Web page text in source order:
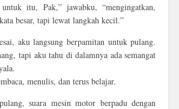
itu, Pak,” jawabku, “mengingatkan,
besar, tapi lewat langkah kecil.”
aku langsung berpamitan untuk pulang.
tapi aku tahu di dalamnya ada semangat
menulis, dan terus belajar.
suara mesin motor berpadu dengan